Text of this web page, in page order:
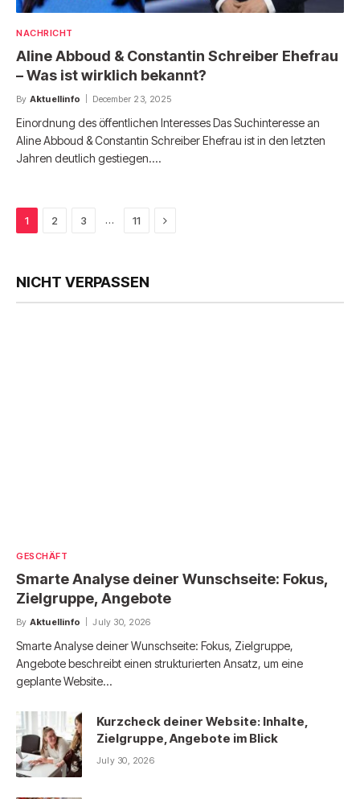
NACHRICHT
Aline Abboud & Constantin Schreiber Ehefrau
– Was ist wirklich bekannt?
By Aktuellinfo December 23, 2025
Einordnung des öffentlichen Interesses Das Suchinteresse an
Aline Abboud & Constantin Schreiber Ehefrau ist in den letzten
Jahren deutlich gestiegen.…
1 2 3 … 11 Next
NICHT VERPASSEN
GESCHÄFT
Smarte Analyse deiner Wunschseite: Fokus,
Zielgruppe, Angebote
By Aktuellinfo July 30, 2026
Smarte Analyse deiner Wunschseite: Fokus, Zielgruppe,
Angebote beschreibt einen strukturierten Ansatz, um eine
geplante Website…
Kurzcheck deiner Website: Inhalte,
Zielgruppe, Angebote im Blick
July 30, 2026